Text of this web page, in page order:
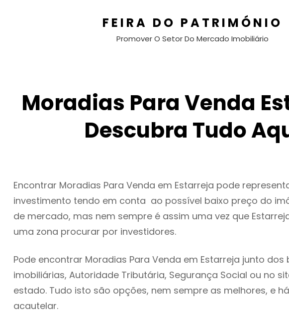
FEIRA DO PATRIMÓNIO
Promover O Setor Do Mercado Imobiliário
Moradias Para Venda
Descubra Tudo
Encontrar Moradias Para Venda em Estarreja pode
investimento tendo em conta ao possível baixo preço do
de mercado, mas nem sempre é assim uma vez que
uma zona procurar por investidores.
Pode encontrar Moradias Para Venda em Estarreja junto dos
imobiliárias, Autoridade Tributária, Segurança Social ou no
estado. Tudo isto são opções, nem sempre as melhores, e
acautelar.